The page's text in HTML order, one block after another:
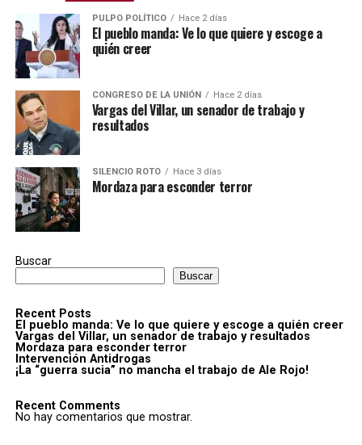
PULPO POLÍTICO Hace 2 días
El pueblo manda: Ve lo que quiere y escoge a
quién creer
CONGRESO DE LA UNIÓN Hace 2 días
Vargas del Villar, un senador de trabajo y
resultados
SILENCIO ROTO Hace 3 días
Mordaza para esconder terror
Buscar
Buscar
Recent Posts
El pueblo manda: Ve lo que quiere y escoge a quién creer
Vargas del Villar, un senador de trabajo y resultados
Mordaza para esconder terror
Intervención Antidrogas
¡La “guerra sucia” no mancha el trabajo de Ale Rojo!
Recent Comments
No hay comentarios que mostrar.